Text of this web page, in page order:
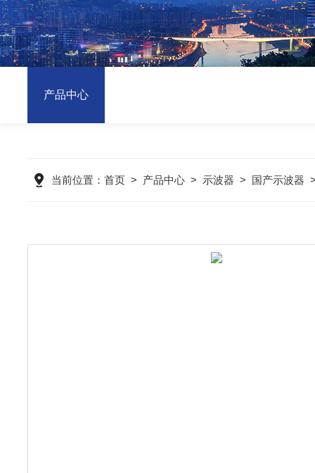
产品中心
当前位置： 首页 > 产品中心 > 示波器 > 国产示波器